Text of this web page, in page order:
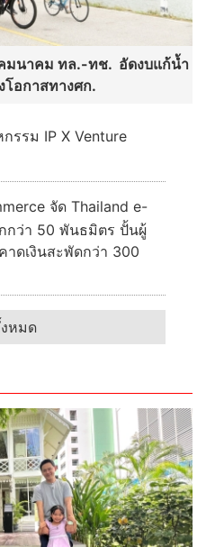
จัด Thailand e-
กว่า 50 พันธมิตร ปั้นผู้
ดเงินสะพัดกว่า 300
หมด
ค “ฟลุค&ลี” พิสูจน์แซ่บ 6 ปีมิ
” เปิดตัว หลิง-ออม ร่วมสร้าง
การณ์ผิวใหม่ ชูนวัตกรรม